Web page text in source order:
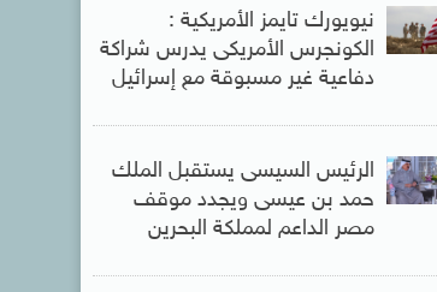
نيويورك تايمز الأمريكية :
الكونجرس الأمريكى يدرس شراكة
دفاعية غير مسبوقة مع إسرائيل
الرئيس السيسى يستقبل الملك
حمد بن عيسى ويجدد موقف
مصر الداعم لمملكة البحرين